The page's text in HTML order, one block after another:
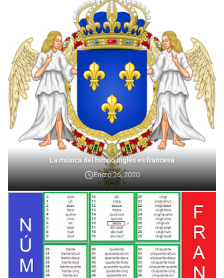
La música del himno inglés es francesa
Enero 26, 2020